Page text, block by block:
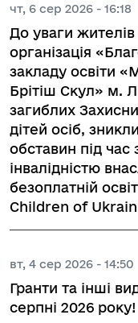
чт, 6 сер 2026 - 16:18
До уваги
організація
закладу освіти
Брітіш Скул» м.
загиблих
дітей осіб,
обставин під час
інвалідністю
безоплатній
Children of
вт, 4 сер 2026 - 14:50
Гранти та інші
серпні 2026 року!